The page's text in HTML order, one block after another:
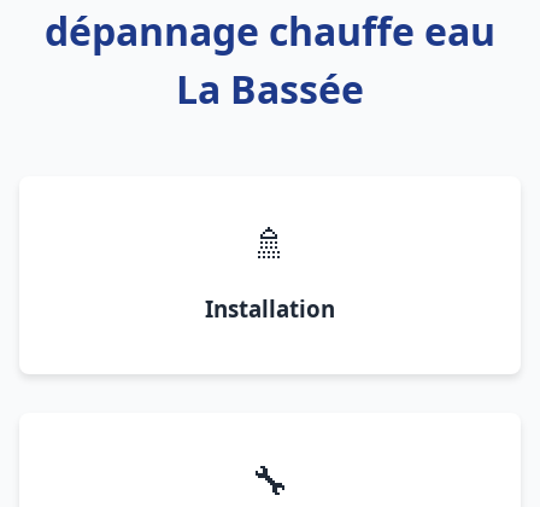
dépannage chauffe eau
La Bassée
🚿
Installation
🔧